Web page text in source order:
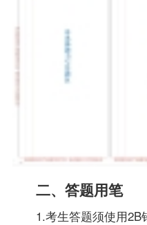
二、答题用笔
1.考生答题须使用2B